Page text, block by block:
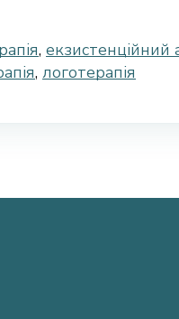
, екзистенційний
, логотерапія